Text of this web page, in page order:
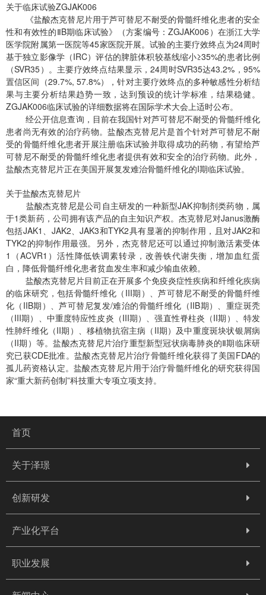
关于临床试验ZGJAK006
《盐酸杰克替尼片用于芦可替尼不耐受的骨髓纤维化患者的安全
性和有效性的ⅡB期临床试验》（方案编号：ZGJAK006）在浙江大学
医学院附属第一医院等45家医院开展。试验的主要疗效终点为24周时
基于独立影像学（IRC）评估的脾脏体积较基线缩小≥35%的患者比例
（SVR35）。主要疗效终点结果显示，24周时SVR35达43.2%，95%
置信区间（29.7%, 57.8%），针对主要疗效终点的多种敏感性分析结
果与主要分析结果趋势一致，达到预设的统计学标准，结果稳健。
ZGJAK006临床试验的详细数据将在国际学术大会上适时公布。
经公开信息查询，目前在我国针对芦可替尼不耐受的骨髓纤维化
患者尚无有效的治疗药物。盐酸杰克替尼片是首个针对芦可替尼不耐
受的骨髓纤维化患者开展注册临床试验并取得成功的药物，有望给芦
可替尼不耐受的骨髓纤维化患者提供有效和安全的治疗药物。此外，
盐酸杰克替尼片正在美国开展复发难治骨髓纤维化的I期临床试验。
关于盐酸杰克替尼片
盐酸杰克替尼是公司自主研发的一种新型JAK抑制剂类药物，属
于1类新药，公司拥有该产品的自主知识产权。杰克替尼对Janus激酶
包括JAK1、JAK2、JAK3和TYK2具有显著的抑制作用，且对JAK2和
TYK2的抑制作用最强。另外，杰克替尼还可以通过抑制激活素受体
1（ACVR1）活性降低铁调素转录，改善铁代谢失衡，增加血红蛋
白，降低骨髓纤维化患者贫血发生率和减少输血依赖。
盐酸杰克替尼片目前正在开展多个免疫炎症性疾病和纤维化疾病
的临床研究，包括骨髓纤维化（III期）、芦可替尼不耐受的骨髓纤维
化（IIB期）、芦可替尼复发/难治的骨髓纤维化（IIB期）、重症斑秃
（III期）、中重度特应性皮炎（III期）、强直性脊柱炎（II期）、特发
性肺纤维化（II期）、移植物抗宿主病（II期）及中重度斑块状银屑病
（II期）等。盐酸杰克替尼片治疗重型新型冠状病毒肺炎的Ⅱ期临床研
究已获CDE批准。盐酸杰克替尼片治疗骨髓纤维化获得了美国FDA的
孤儿药资格认定。盐酸杰克替尼片用于治疗骨髓纤维化的研究获得国
家“重大新药创制”科技重大专项立项支持。
首页
关于泽璟
创新研发
产业化平台
职业发展